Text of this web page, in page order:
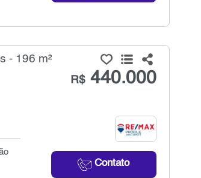
- 196 m²
R$440.000
Contato